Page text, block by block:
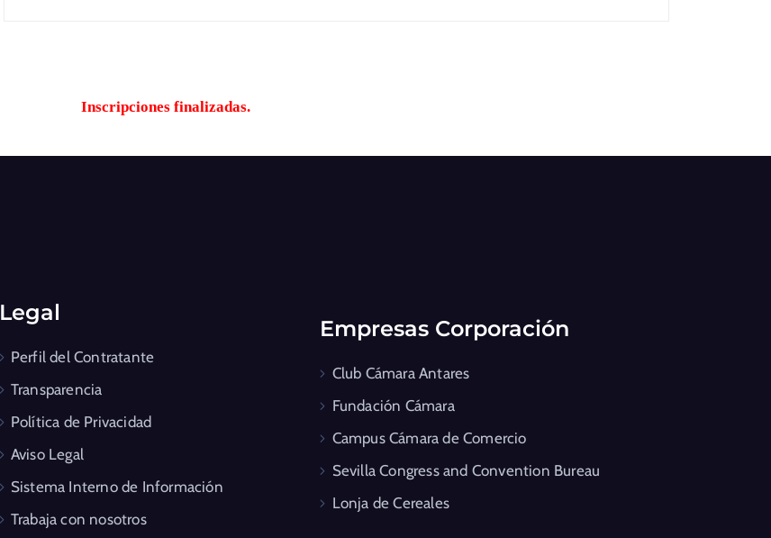
Inscripciones finalizadas.
Legal
Perfil del Contratante
Transparencia
Política de Privacidad
Aviso Legal
Sistema Interno de Información
Trabaja con nosotros
Empresas Corporación
Club Cámara Antares
Fundación Cámara
Campus Cámara de Comercio
Sevilla Congress and Convention Bureau
Lonja de Cereales